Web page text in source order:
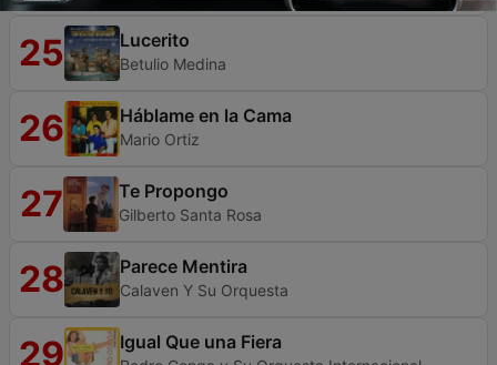
25 Lucerito
Betulio Medina
26 Háblame en la Cama
Mario Ortiz
27 Te Propongo
Gilberto Santa Rosa
28 Parece Mentira
Calaven Y Su Orquesta
29 Igual Que una Fiera